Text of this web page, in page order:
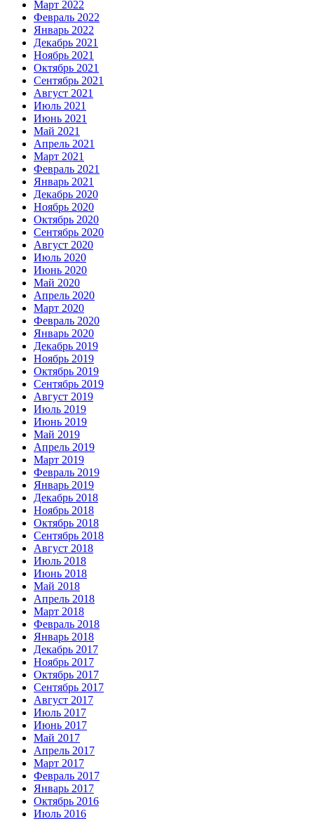
Март 2022
Февраль 2022
Январь 2022
Декабрь 2021
Ноябрь 2021
Октябрь 2021
Сентябрь 2021
Август 2021
Июль 2021
Июнь 2021
Май 2021
Апрель 2021
Март 2021
Февраль 2021
Январь 2021
Декабрь 2020
Ноябрь 2020
Октябрь 2020
Сентябрь 2020
Август 2020
Июль 2020
Июнь 2020
Май 2020
Апрель 2020
Март 2020
Февраль 2020
Январь 2020
Декабрь 2019
Ноябрь 2019
Октябрь 2019
Сентябрь 2019
Август 2019
Июль 2019
Июнь 2019
Май 2019
Апрель 2019
Март 2019
Февраль 2019
Январь 2019
Декабрь 2018
Ноябрь 2018
Октябрь 2018
Сентябрь 2018
Август 2018
Июль 2018
Июнь 2018
Май 2018
Апрель 2018
Март 2018
Февраль 2018
Январь 2018
Декабрь 2017
Ноябрь 2017
Октябрь 2017
Сентябрь 2017
Август 2017
Июль 2017
Июнь 2017
Май 2017
Апрель 2017
Март 2017
Февраль 2017
Январь 2017
Октябрь 2016
Июль 2016